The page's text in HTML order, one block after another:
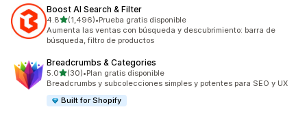
Boost AI Search & Filter
4.8de 5 estrellas
(1,496)
1496 reseñas en total
•Prueba gratis disponible
Aumenta las ventas con búsqueda y descubrimiento: barra de
búsqueda, filtro de productos
Breadcrumbs & Categories
5.0de 5 estrellas
(30)
30 reseñas en total
•Plan gratis disponible
Breadcrumbs y subcolecciones simples y potentes para SEO y UX
Built for Shopify